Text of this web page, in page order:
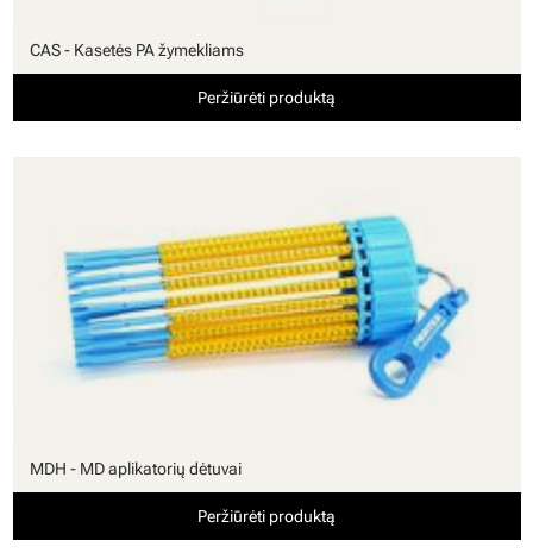
CAS - Kasetės PA žymekliams
Peržiūrėti produktą
MDH - MD aplikatorių dėtuvai
Peržiūrėti produktą